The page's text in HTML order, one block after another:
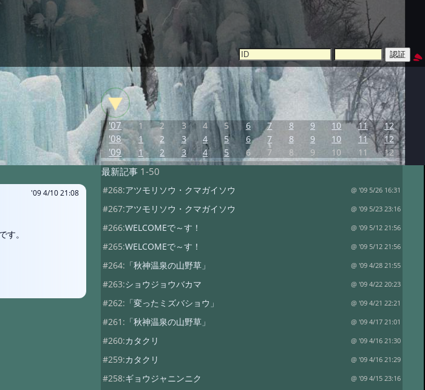
'09 4/10 21:08
す。
'07 1 2 3 4 5 6 7 8 9 10 11 12
'08 1 2 3 4 5 6 7 8 9 10 11 12
'09 1 2 3 4 5 6 7 8 9 10 11 12
最新記事1-50
#268:アツモリソウ・クマガイソウ @ '09 5/26 16:31
#267:アツモリソウ・クマガイソウ @ '09 5/23 23:16
#266:WELCOMEで～す！ @ '09 5/12 21:56
#265:WELCOMEで～す！ @ '09 5/12 21:56
#264: 「秋神温泉の山野草」 @ '09 4/28 21:55
#263:ショウジョウバカマ @ '09 4/22 20:23
#262: 「変ったミズバショウ」 @ '09 4/21 22:21
#261: 「秋神温泉の山野草」 @ '09 4/17 21:01
#260:カタクリ @ '09 4/16 21:30
#259:カタクリ @ '09 4/16 21:29
#258:ギョウジャニンニク @ '09 4/15 23:16